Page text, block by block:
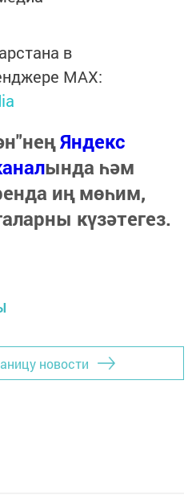
в
MАХ:
Яндекс
ында һәм
иң мөһим,
күзәтегез.
новости